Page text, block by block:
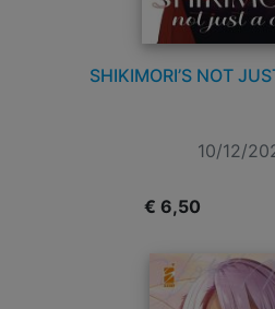
SHIKIMORI’S NOT
10/12/
€ 6,50